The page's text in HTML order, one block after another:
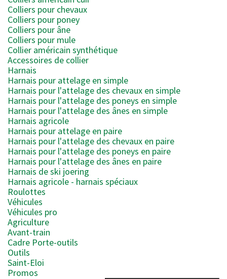
Colliers pour chevaux
Colliers pour poney
Colliers pour âne
Colliers pour mule
Collier américain synthétique
Accessoires de collier
Harnais
Harnais pour attelage en simple
Harnais pour l'attelage des chevaux en simple
Harnais pour l'attelage des poneys en simple
Harnais pour l'attelage des ânes en simple
Harnais agricole
Harnais pour attelage en paire
Harnais pour l'attelage des chevaux en paire
Harnais pour l'attelage des poneys en paire
Harnais pour l'attelage des ânes en paire
Harnais de ski joering
Harnais agricole - harnais spéciaux
Roulottes
Véhicules
Véhicules pro
Agriculture
Avant-train
Cadre Porte-outils
Outils
Saint-Eloi
Promos